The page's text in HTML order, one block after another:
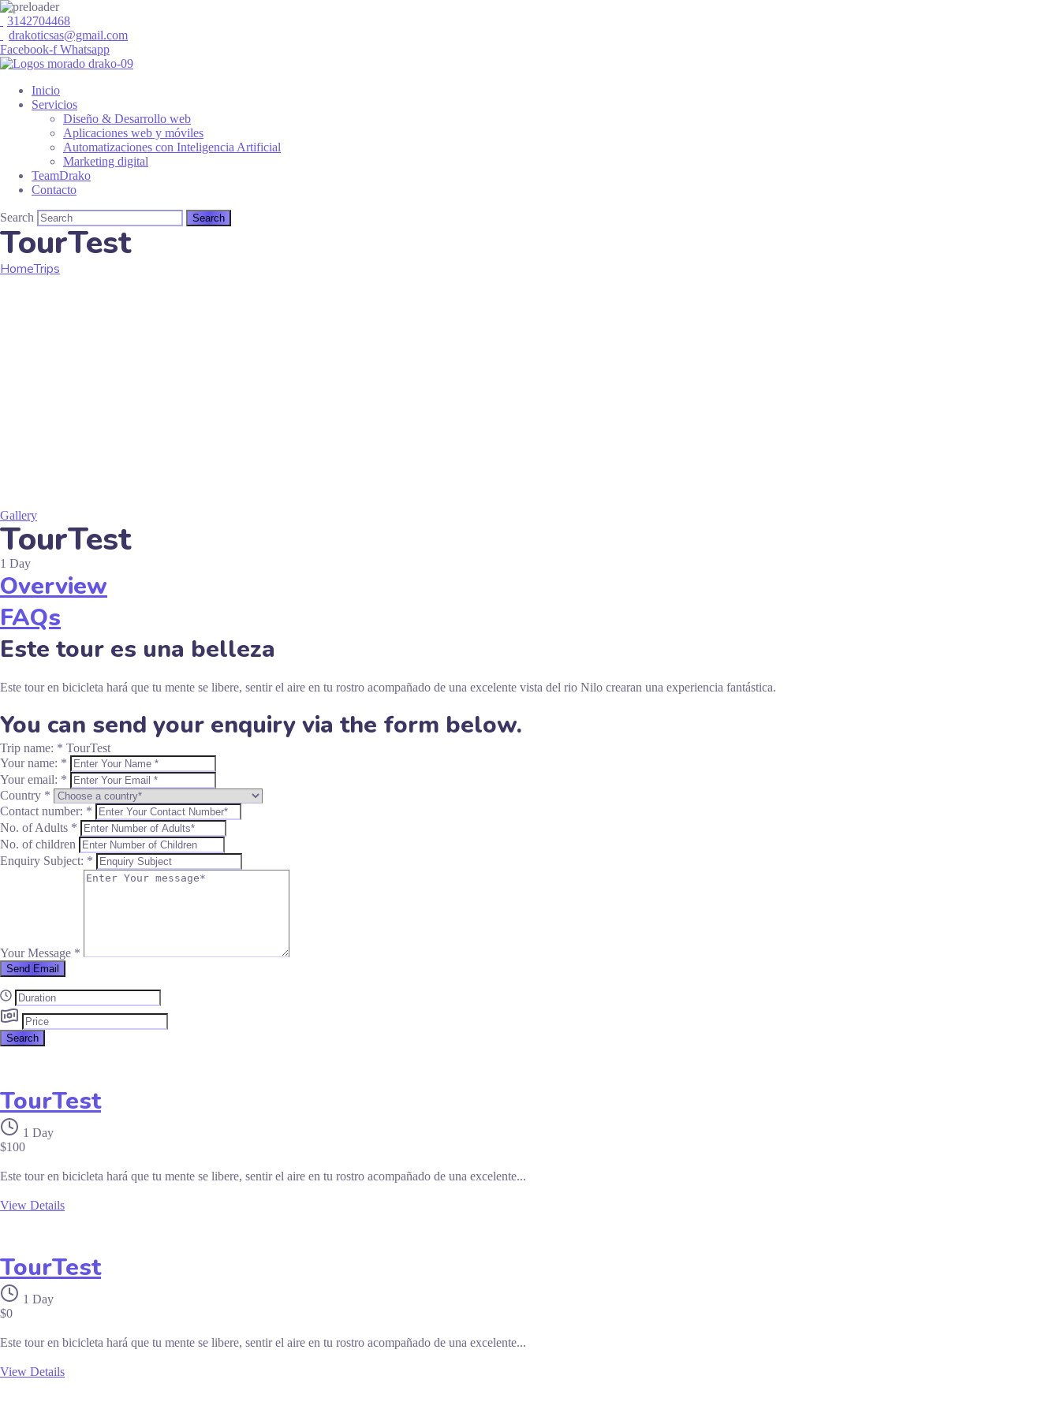
3142704468
drakoticsas@gmail.com
Facebook-f Whatsapp
Inicio
Servicios
Diseño & Desarrollo web
Aplicaciones web y móviles
Automatizaciones con Inteligencia Artificial
Marketing digital
TeamDrako
Contacto
Search
TourTest
HomeTrips
Gallery
TourTest
1 Day
Overview
FAQs
Este tour es una belleza
Este tour en bicicleta hará que tu mente se libere, sentir el aire en tu rostro acompañado de una excelente vista del rio Nilo crearan una experiencia fantástica.
You can send your enquiry via the form below.
Trip name: * TourTest
Your name: *
Your email: *
Country *
Contact number: *
No. of Adults *
No. of children
Enquiry Subject: *
Your Message *
Send Email
Search
TourTest
1 Day
$100
Este tour en bicicleta hará que tu mente se libere, sentir el aire en tu rostro acompañado de una excelente...
View Details
TourTest
1 Day
$0
Este tour en bicicleta hará que tu mente se libere, sentir el aire en tu rostro acompañado de una excelente...
View Details